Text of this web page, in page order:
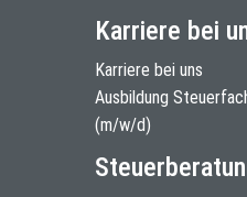
Karriere bei
Karriere bei uns
Ausbildung
(m/w/d)